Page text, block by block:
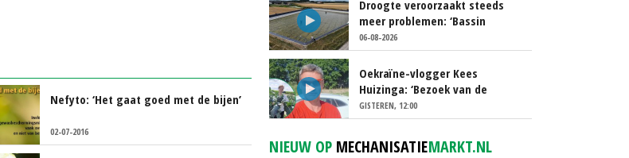
Nefyto: ‘Het gaat goed met de bijen’
02-07-2016
Droogte veroorzaakt steeds
meer problemen: ‘Bassin
afgelopen week al leeg’
06-08-2026
Oekraïne-vlogger Kees
Huizinga: ‘Bezoek van de
ambassade mag zelf groente
plukken’
GISTEREN, 12:00
NIEUW OP MECHANISATIEMARKT.NL